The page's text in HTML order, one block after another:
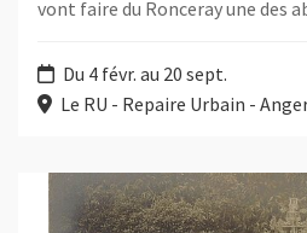
vont faire du Ronceray une des
Du 4 févr. au 20 sept.
Le RU - Repaire Urbain -
Plus d'information sur